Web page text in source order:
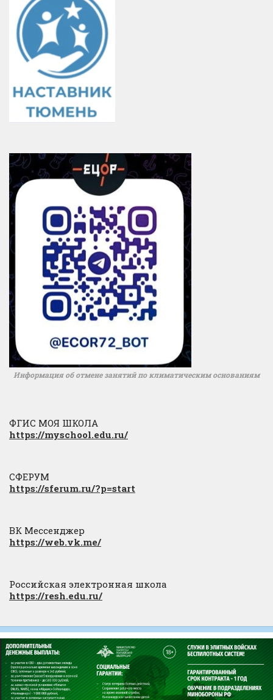
Информация об отмене занятий по климатическим основаниям
ФГИС МОЯ ШКОЛА
https://myschool.edu.ru/
СФЕРУМ
https://sferum.ru/?p=start
ВК Мессенджер
https://web.vk.me/
Российская электронная школа
https://resh.edu.ru/